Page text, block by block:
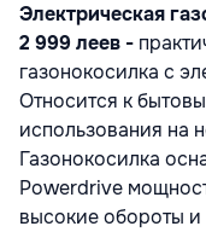
Электрическая
2 999 леев -
газонокосилка с
Относится к
использования на
Газонокосилка
Powerdrive
высокие обороты и